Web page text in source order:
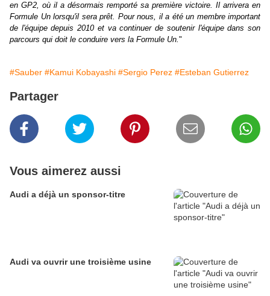
en GP2, où il a désormais remporté sa première victoire. Il arrivera en
Formule Un lorsqu'il sera prêt. Pour nous, il a été un membre important
de l'équipe depuis 2010 et va continuer de soutenir l'équipe dans son
parcours qui doit le conduire vers la Formule Un."
#Sauber #Kamui Kobayashi #Sergio Perez #Esteban Gutierrez
Partager
Vous aimerez aussi
Audi a déjà un sponsor-titre
Audi va ouvrir une troisième usine